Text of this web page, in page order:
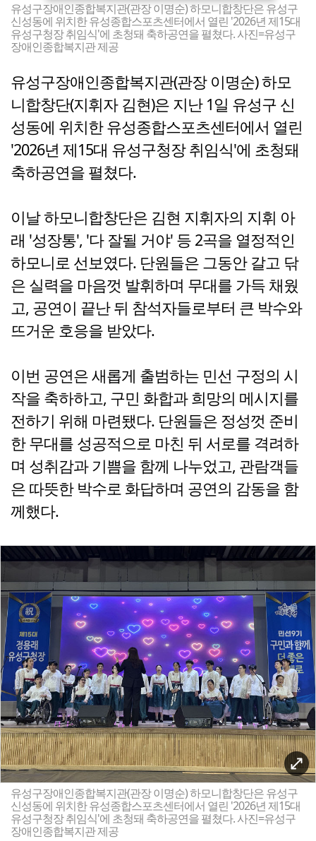
유성구장애인종합복지관(관장 이명순) 하모니합창단은 유성구
신성동에 위치한 유성종합스포츠센터에서 열린 '2026년 제15대
유성구청장 취임식'에 초청돼 축하공연을 펼쳤다. 사진=유성구
장애인종합복지관 제공
유성구장애인종합복지관(관장 이명순) 하모
니합창단(지휘자 김현)은 지난 1일 유성구 신
성동에 위치한 유성종합스포츠센터에서 열린
'2026년 제15대 유성구청장 취임식'에 초청돼
축하공연을 펼쳤다.
이날 하모니합창단은 김현 지휘자의 지휘 아
래 '성장통', '다 잘될 거야' 등 2곡을 열정적인
하모니로 선보였다. 단원들은 그동안 갈고 닦
은 실력을 마음껏 발휘하며 무대를 가득 채웠
고, 공연이 끝난 뒤 참석자들로부터 큰 박수와
뜨거운 호응을 받았다.
이번 공연은 새롭게 출범하는 민선 구정의 시
작을 축하하고, 구민 화합과 희망의 메시지를
전하기 위해 마련됐다. 단원들은 정성껏 준비
한 무대를 성공적으로 마친 뒤 서로를 격려하
며 성취감과 기쁨을 함께 나누었고, 관람객들
은 따뜻한 박수로 화답하며 공연의 감동을 함
께했다.
유성구장애인종합복지관(관장 이명순) 하모니합창단은 유성구
신성동에 위치한 유성종합스포츠센터에서 열린 '2026년 제15대
유성구청장 취임식'에 초청돼 축하공연을 펼쳤다. 사진=유성구
장애인종합복지관 제공